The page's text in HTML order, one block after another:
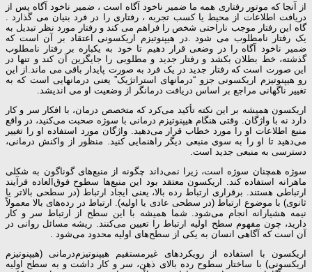
از آنجا که موتور رفتاری همه ما ضمیر ناخود آگاه است ، ضمیر ناخود آگاه پس از
دریافت اطلاعات از محیط یا کسب تجربه ، رفتاری را در فرد بنیان می گذارد .
گاه این رفتار موجب ناراحتی شخص را فراهم می کند و رفتار مورد نظر تبدیل به
یک رفتار نامطلوب می شود .در هیپنوتیزم اریکسونی اعتقاد بر آن است که
ضمیر ناخود آگاه را در وضعی قرار دهیم تا خود به یکباره بر رفتار نامطلوب
گذشته، خط بطلان بکشد و رفتار جدید و مطلوبی را جایگزین آن کند و تنها در
این صورت است که رفتار جدید در یک فرد به صورت پایدار باقی می ماند.از این
رو هیپنوتیزم اریکسونی جزو “درمانهای استراتژیک” یعنی درمانهایی است که به
تغییر ناگهانی مراجع بر اساس دریافت درمانگر از وضعیت او می اندیشد.
اریکسون همیشه بر این نکته تأکید می‌کرد که متخصص درمان، با افکار سر و کار
دارد نه با واژگان. وقتی هنگام هیپنوتیزم ‌درمانی با سوژه صحبت می‌کنید، در واقع
منبع اطلاعات او را مورد خطاب قرار می‌دهید. واژگان مورد استفاده او را تغییر
می‌دهید تا او را به سوی منبعی دیگر راهنمایی کنید. منظور از واکنش درمانی،
دسترسی به منبعی جدید است.
سوژه همچنان سوژه است، زیرا نمی‌داند چگونه از منبع‌های گوناگون به شکلی
ماهرانه استفاده کند. اریکسون معتقد بود این منبع‌ها سطوح فوق‌العاده فرآیند
ارتباطی هستند. برقراری ارتباط رده بالا، یعنی ایجاد ارتباط (در سطحی بالاتر یا
ثانوی) با موضوع ارتباط (در سطحی عادی یا اولیه). ارتباط در رده‌های بالا معمولاً
نیمه هشیارانه انجام می‌شود. شما همیشه با این سطح از ارتباط سر و کار
دارید، چون مفهوم سطح اولیه ارتباط را تعیین می‌کنند. ریشه مسائل روانی در
آن است که آگاهی انسان به یکی از سطح‌های اولیه محدود می‌شود .
اریکسون با استفاده از رویکردهای غیرمستقیم هیپنوتیزم‌درمانی (هیپنوتیزم
اریکسونی) با ساختار سطوح رده بالای ذهن، سر و کار داشت و به سطح اولیه